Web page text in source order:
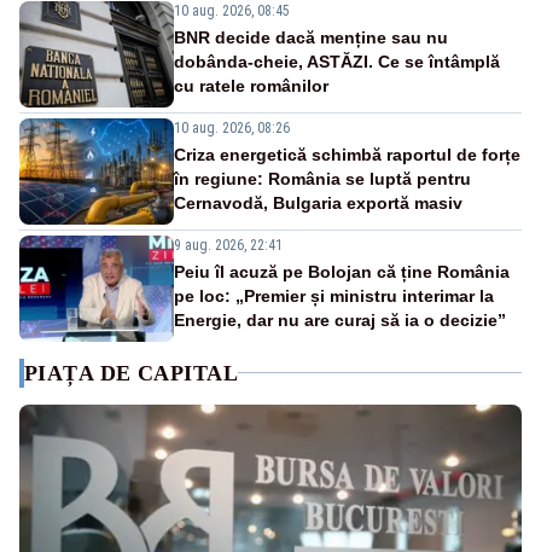
10 aug. 2026, 08:45
BNR decide dacă menține sau nu
dobânda-cheie, ASTĂZI. Ce se întâmplă
cu ratele românilor
10 aug. 2026, 08:26
Criza energetică schimbă raportul de forțe
în regiune: România se luptă pentru
Cernavodă, Bulgaria exportă masiv
9 aug. 2026, 22:41
Peiu îl acuză pe Bolojan că ține România
pe loc: „Premier și ministru interimar la
Energie, dar nu are curaj să ia o decizie”
PIAȚA DE CAPITAL